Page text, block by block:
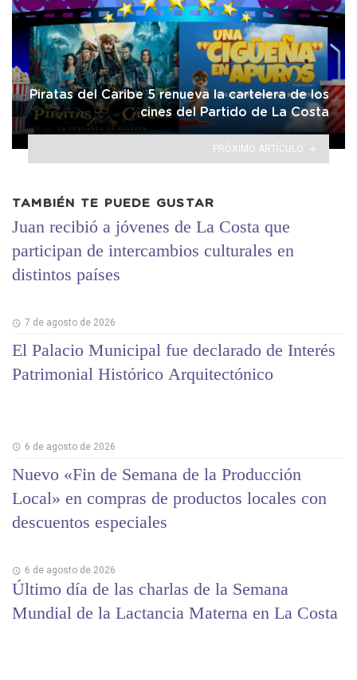
Piratas del Caribe 5 renueva la cartelera de los
cines del Partido de La Costa
PRÓXIMO ARTÍCULO
TAMBIÉN TE PUEDE GUSTAR
Juan recibió a jóvenes de La Costa que
participan de intercambios culturales en
distintos países
7 de agosto de 2026
El Palacio Municipal fue declarado de Interés
Patrimonial Histórico Arquitectónico
6 de agosto de 2026
Nuevo «Fin de Semana de la Producción
Local» en compras de productos locales con
descuentos especiales
6 de agosto de 2026
Último día de las charlas de la Semana
Mundial de la Lactancia Materna en La Costa